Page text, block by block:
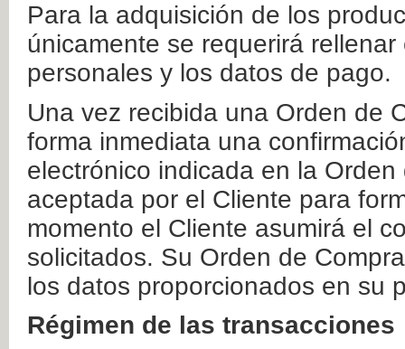
Para la adquisición de los
únicamente se requerirá
personales y los datos de pago.
Una vez recibida una Orden de
forma inmediata una
electrónico indicada en la
aceptada por el Cliente para
momento el Cliente asumirá el
solicitados. Su Orden de
los datos proporcionados en su
Régimen de las transacciones